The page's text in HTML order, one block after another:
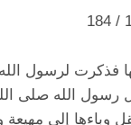
فذكرت لرسول
الله صلى الله